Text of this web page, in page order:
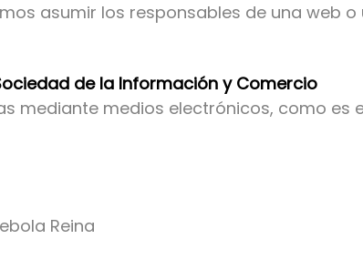
asumir los responsables de una web o
de la Información y Comercio
mediante medios electrónicos, como es
Reina